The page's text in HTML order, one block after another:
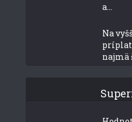
a...
Na
najmä